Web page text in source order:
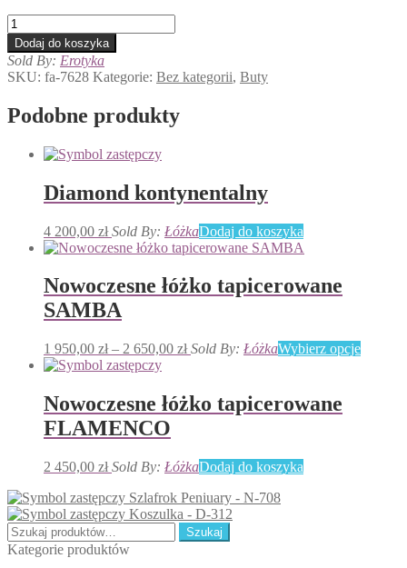
ilość
FASCINATE-
685DM
Dodaj do koszyka
Sold By: Erotyka
SKU: fa-7628 Kategorie: Bez kategorii, Buty
Podobne produkty
Diamond kontynentalny
4 200,00 zł Sold By: ŁóżkaDodaj do koszyka
Nowoczesne łóżko tapicerowane
SAMBA
1 950,00 zł – 2 650,00 złZakres
1
950,00 zł
650,00 zł
Sold By: ŁóżkaWybierz opcjeTen
Nowoczesne łóżko tapicerowane
FLAMENCO
2 450,00 zł Sold By: ŁóżkaDodaj do koszyka
Szlafrok Peniuary - N-708
Koszulka - D-312
Szukaj:
Szukaj
Kategorie produktów